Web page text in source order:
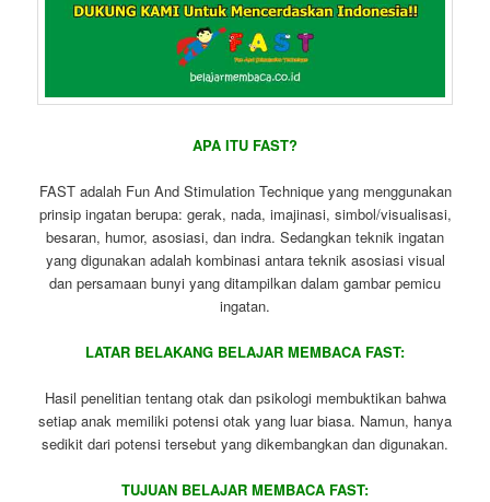
APA ITU FAST?
FAST adalah Fun And Stimulation Technique yang menggunakan
prinsip ingatan berupa: gerak, nada, imajinasi, simbol/visualisasi,
besaran, humor, asosiasi, dan indra. Sedangkan teknik ingatan
yang digunakan adalah kombinasi antara teknik asosiasi visual
dan persamaan bunyi yang ditampilkan dalam gambar pemicu
ingatan.
LATAR BELAKANG BELAJAR MEMBACA FAST:
Hasil penelitian tentang otak dan psikologi membuktikan bahwa
setiap anak memiliki potensi otak yang luar biasa. Namun, hanya
sedikit dari potensi tersebut yang dikembangkan dan digunakan.
TUJUAN BELAJAR MEMBACA FAST: